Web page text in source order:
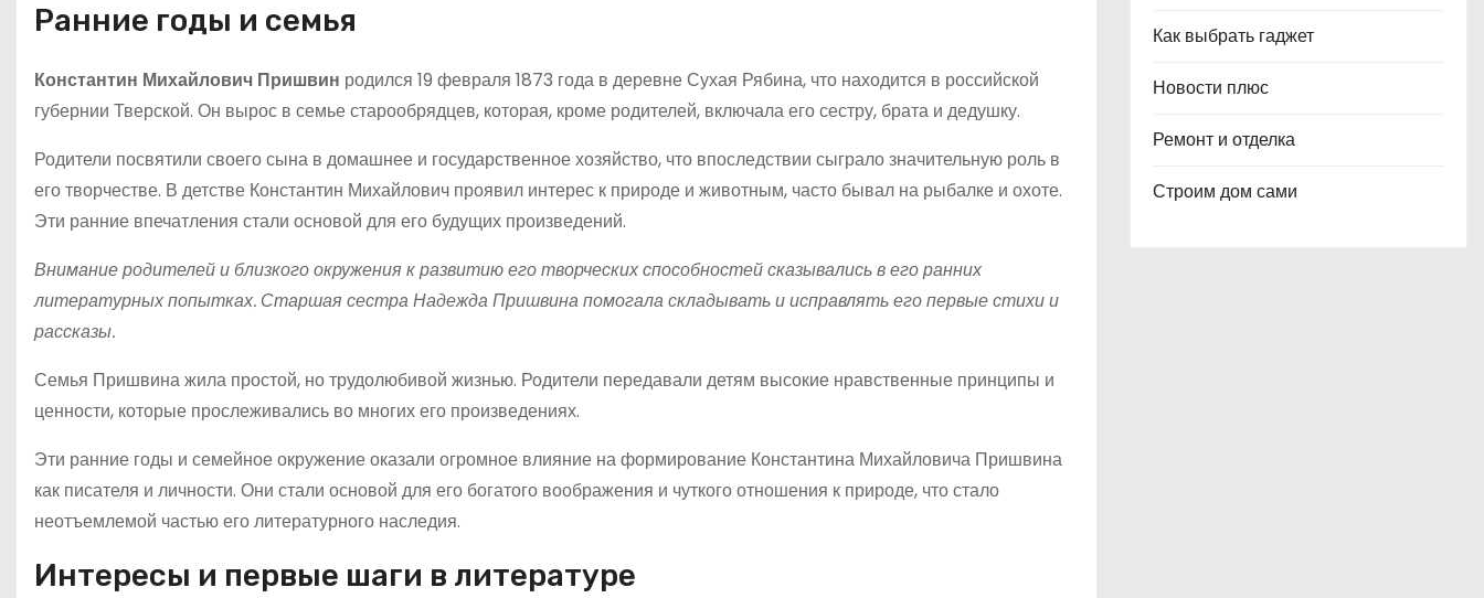
Ранние годы и семья
Константин Михайлович Пришвин родился 19 февраля 1873 года в деревне Сухая Рябина, что находится в российской
губернии Тверской. Он вырос в семье старообрядцев, которая, кроме родителей, включала его сестру, брата и дедушку.
Родители посвятили своего сына в домашнее и государственное хозяйство, что впоследствии сыграло значительную роль в
его творчестве. В детстве Константин Михайлович проявил интерес к природе и животным, часто бывал на рыбалке и охоте.
Эти ранние впечатления стали основой для его будущих произведений.
Внимание родителей и близкого окружения к развитию его творческих способностей сказывались в его ранних
литературных попытках. Старшая сестра Надежда Пришвина помогала складывать и исправлять его первые стихи и
рассказы.
Семья Пришвина жила простой, но трудолюбивой жизнью. Родители передавали детям высокие нравственные принципы и
ценности, которые прослеживались во многих его произведениях.
Эти ранние годы и семейное окружение оказали огромное влияние на формирование Константина Михайловича Пришвина
как писателя и личности. Они стали основой для его богатого воображения и чуткого отношения к природе, что стало
неотъемлемой частью его литературного наследия.
Интересы и первые шаги в литературе
Как выбрать гаджет
Новости плюс
Ремонт и отделка
Строим дом сами